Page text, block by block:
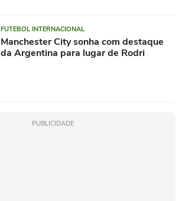
FUTEBOL INTERNACIONAL
Manchester City sonha com destaque
da Argentina para lugar de Rodri
PUBLICIDADE